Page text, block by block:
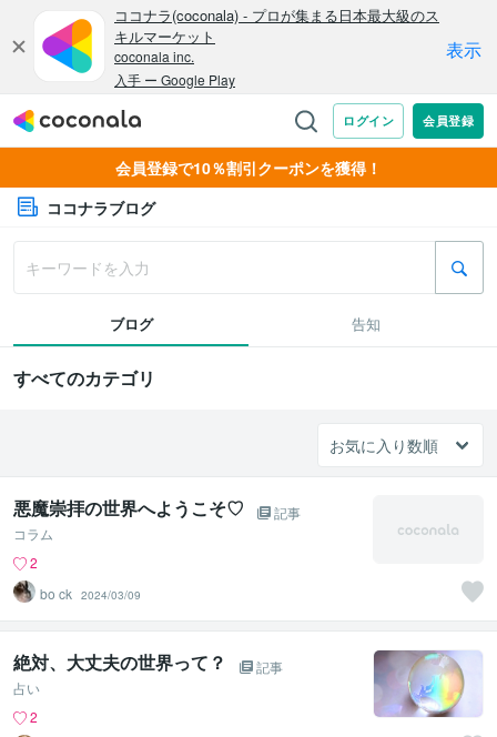
会員登録で10％割引クーポンを獲得！
ココナラブログ
ブログ 告知
すべてのカテゴリ
悪魔崇拝の世界へようこそ♡
記事
コラム
2
bo ck 2024/03/09
絶対、大丈夫の世界って？
記事
占い
2